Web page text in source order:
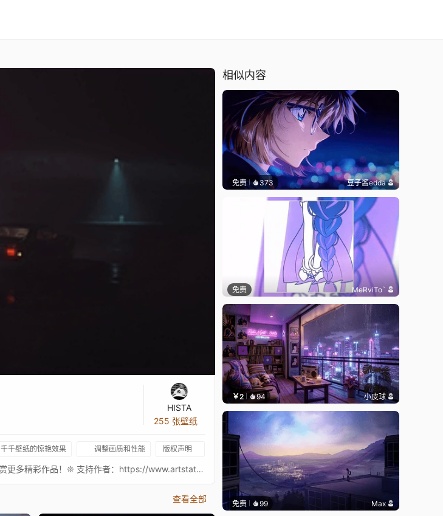
HISTA
255 张壁纸
千千壁纸的惊艳效果 调整画质和性能 版权声明
⋆ 查看我已授权的所有壁纸合集！⋆让你的桌面更加出色！请务必关注以下艺术家，欣赏更多精彩作品！❊ 支持作者：https://www.artstation.com/flotucci你想让我为你制作壁纸吗？立即订购！如果你想支持我，请考虑捐赠。♪ Purrple Cat - Midnight Snack❧ 你可以在这里关注我：• Twitter • YouTube • Reddit • ArtStation • 我的官网
查看全部
相似内容
免费 373 豆子酱edda
免费 MeRviTo`
￥2 94 小皮球
免费 99 Max